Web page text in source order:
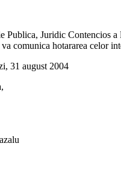
Publica, Juridic Contencios a
comunica hotararea celor
31 august 2004